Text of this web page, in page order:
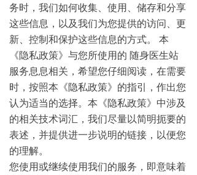
务时，我们如何收集、使用、储存和分享
这些信息，以及我们为您提供的访问、更
新、控制和保护这些信息的方式。 本
《隐私政策》与您所使用的 随身医生站
服务息息相关，希望您仔细阅读，在需要
时，按照本《隐私政策》的指引，作出您
认为适当的选择。本《隐私政策》中涉及
的相关技术词汇，我们尽量以简明扼要的
表述，并提供进一步说明的链接，以便您
的理解。
您使用或继续使用我们的服务，即意味着